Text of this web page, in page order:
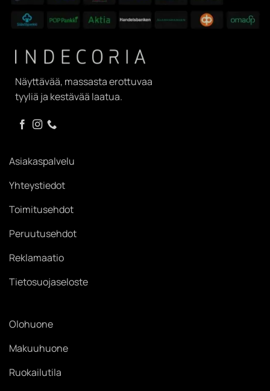
Näyttävää, massasta erottuvaa
tyyliä ja kestävää laatua.
Asiakaspalvelu
Yhteystiedot
Toimitusehdot
Peruutusehdot
Reklamaatio
Tietosuojaseloste
Olohuone
Makuuhuone
Ruokailutila